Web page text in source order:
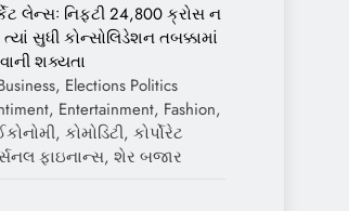
લેન્સઃ નિફ્ટી 24,800 ક્રોસ ન
સુધી કોન્સોલિડેશન તબક્કામાં
શક્યતા
Elections Politics
Entertainment, Fashion,
કોમોડિટી, કોર્પોરેટ
ફાઇનાન્સ, શેર બજાર